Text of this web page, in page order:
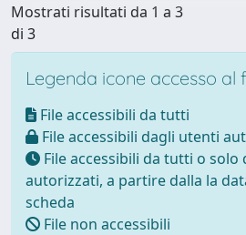
Mostrati risultati da 1 a 3
di 3
Legenda icone accesso al
File accessibili da tutti
File accessibili dagli utenti
File accessibili da tutti o solo
autorizzati, a partire dalla la
scheda
File non accessibili